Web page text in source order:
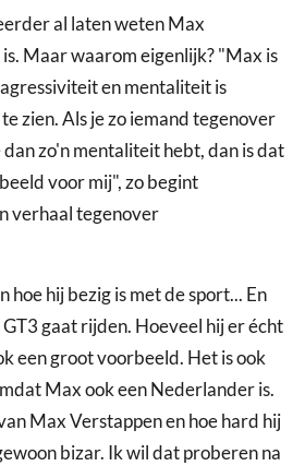
al laten weten Max
Maar waarom eigenlijk? "Max is
en mentaliteit is
zien. Als je zo iemand tegenover
dan zo'n mentaliteit hebt, dan is dat
voor mij", zo begint
verhaal tegenover
hoe hij bezig is met de sport... En
gaat rijden. Hoeveel hij er écht
een groot voorbeeld. Het is ook
Max ook een Nederlander is.
Max Verstappen en hoe hard hij
bizar. Ik wil dat proberen na